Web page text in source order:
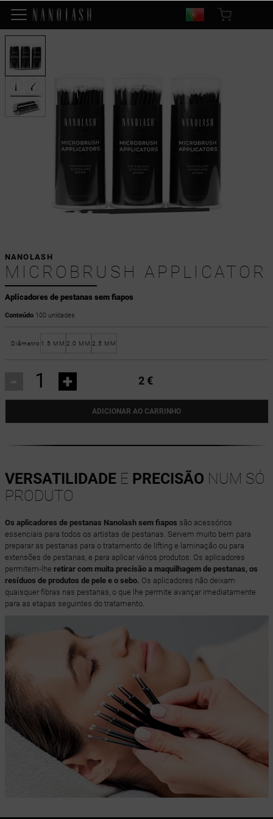
Aplicadores de pestanas sem fiapos
NANOLASH
MICROBRUSH APPLICATOR
Conteúdo 100 unidades
Diâmetro 1.5 MM 2.0 MM 2.5 MM
+ 2 €
ADICIONAR AO CARRINHO
VERSATILIDADEE PRECISÃO NUM SÓ
PRODUTO
Os aplicadores de pestanas Nanolash sem fiapos são acessórios
essenciais para todos os artistas de pestanas. Servem muito bem para
preparar as pestanas para o tratamento de lifting e laminação ou para
extensões de pestanas, e para aplicar vários produtos. Os aplicadores
permitem-lhe retirar com muita precisão a maquilhagem de pestanas, os
resíduos de produtos de pele e o sebo. Os aplicadores não deixam
quaisquer fibras nas pestanas, o que lhe permite avançar imediatamente
para as etapas seguintes do tratamento.